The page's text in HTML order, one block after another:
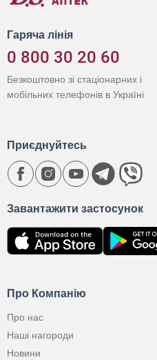
Гаряча лінія
0 800 30 20 60
Безкоштовно зі стаціонарних і
мобільних телефонів в Україні
Про Компанію
Про нас
Наші нагороди
Новини
Завантажити застосунок
Приєднуйтесь